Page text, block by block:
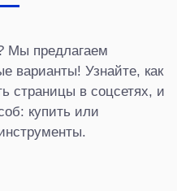
Мы предлагаем
варианты! Узнайте, как
страницы в соцсетях, и
купить или